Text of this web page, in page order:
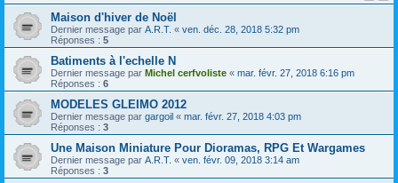
Maison d'hiver de Noël
Dernier message par A.R.T. « ven. déc. 28, 2018 5:32 pm
Réponses : 5
Batiments à l'echelle N
Dernier message par Michel cerfvoliste « mar. févr. 27, 2018 6:16 pm
Réponses : 6
MODELES GLEIMO 2012
Dernier message par gargoil « mar. févr. 27, 2018 4:03 pm
Réponses : 3
Une Maison Miniature Pour Dioramas, RPG Et Wargames
Dernier message par A.R.T. « ven. févr. 09, 2018 3:14 am
Réponses : 3